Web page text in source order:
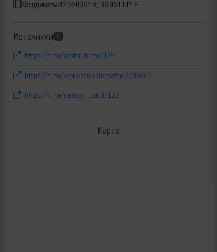
Координаты:47.99036° N, 36.95114° E
Источники 3
https://t.me/icpbtrubicon/129
https://t.me/warhistoryalconafter/239653
https://t.me/rembat_oskol/120
Карта